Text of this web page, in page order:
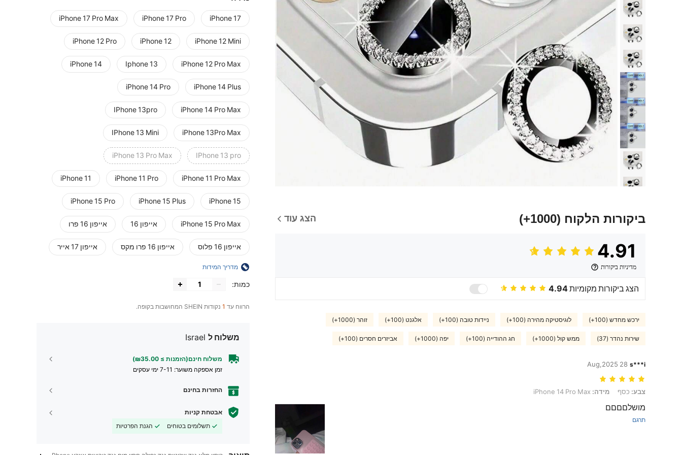
ביקורות הלקוח (1000+) הצג עוד
4.91
מדיניות ביקורות
הצג ביקורות מקומיות4.94
ירכש מחדש (100+) לוגיסטיקה מהירה (100+) ניידות טובה (100+) אלגנט (100+) זוהר (1000+)
שירות נהדר (37) ממש קול (1000+) חג ההודייה (100+) יפה (1000+) אביזרים חסרים (100+)
s***i
28 Aug,2025
צבע: כסף, מידה: iPhone 14 Pro Max
צבע: כסף מידה:
מושלםםםם
תרגם
iPhone 17
iPhone 17 Pro
iPhone 17 Pro Max
iPhone 12 Mini
iPhone 12
iPhone 12 Pro
iPhone 12 Pro Max
Iphone 13
iPhone 14
iPhone 14 Plus
iPhone 14 Pro
iPhone 14 Pro Max
IPhone 13pro
iPhone 13Pro Max
IPhone 13 Mini
IPhone 13 pro
iPhone 13 Pro Max
iPhone 11 Pro Max
iPhone 11 Pro
iPhone 11
iPhone 15
iPhone 15 Plus
iPhone 15 Pro
iPhone 15 Pro Max אייפון 16 אייפון 16 פרו
אייפון 16 פלוס אייפון 16 פרו מקס אייפון 17 אייר
מדריך המידות
כמות:
הרווח עד 1 נקודות SHEIN המחושבות בקופה.
משלוח ל Israel
משלוח חינם(הזמנות ≥ ₪35.00)
זמן אספקה ​​משוער: 7-11 ימי עסקים
החזרות בחינם
אבטחת קניות
תשלומים בטוחים
הגנת הפרטיות